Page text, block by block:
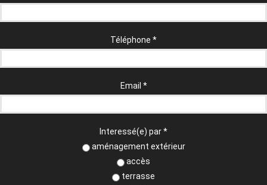
Téléphone *
Email *
Interessé(e) par*
aménagement extérieur
accès
terrasse